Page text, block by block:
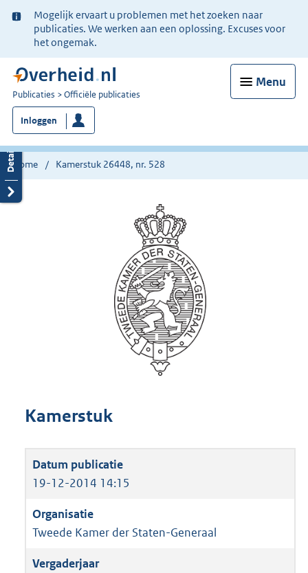
Ter
informatie:
Mogelijk ervaart u problemen met het zoeken naar
publicaties. We werken aan een oplossing. Excuses voor
het ongemak.
Menu
U
bent
nu
hier:
Publicaties Officiële publicaties
Inloggen
Home Kamerstuk 26448, nr. 528
Kamerstuk
19-12-2014 14:15
Tweede Kamer der Staten-Generaal